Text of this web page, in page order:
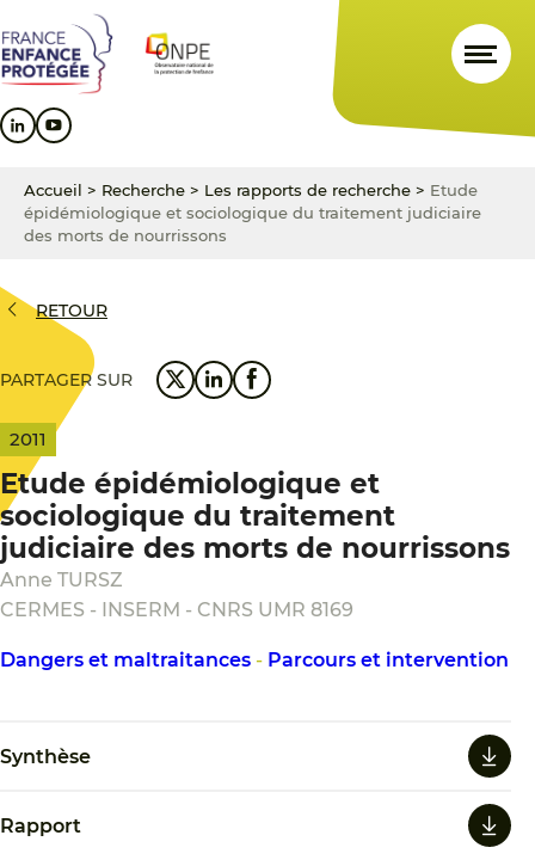
au
contenu
principal
au
menu
principal
au
pied
de
Accueil > Recherche > Les rapports de recherche > Etude
épidémiologique et sociologique du traitement judiciaire
des morts de nourrissons
RETOUR
PARTAGER SUR
2011
Etude épidémiologique et
sociologique du traitement
judiciaire des morts de nourrissons
Anne TURSZ
CERMES - INSERM - CNRS UMR 8169
Dangers et maltraitances - Parcours et intervention
Synthèse
Rapport